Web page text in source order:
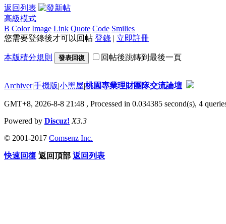
返回列表
高級模式
B Color Image Link Quote Code Smilies
您需要登錄後才可以回帖 登錄 | 立即註冊
本版積分規則 發表回復 回帖後跳轉到最後一頁
Archiver|手機版|小黑屋|桃園專業理財團隊交流論壇
GMT+8, 2026-8-8 21:48 , Processed in 0.034385 second(s), 4
Powered by Discuz! X3.3
© 2001-2017 Comsenz Inc.
快速回復 返回頂部 返回列表